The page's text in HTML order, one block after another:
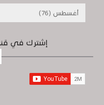
إشترك في